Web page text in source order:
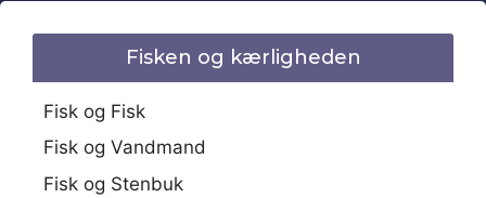
Fisken og kærligheden
Fisk og Fisk
Fisk og Vandmand
Fisk og Stenbuk